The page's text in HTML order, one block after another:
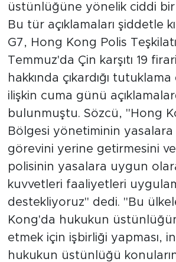
üstünlüğüne yönelik ciddi
Bu tür açıklamaları şiddetle
G7, Hong Kong Polis
Temmuz'da Çin karşıtı 19
hakkında çıkardığı
ilişkin cuma günü
bulunmuştu. Sözcü, "Hong
Bölgesi yönetiminin
görevini yerine getirmesini
polisinin yasalara uygun
kuvvetleri faaliyetleri
destekliyoruz" dedi. "Bu
Kong'da hukukun
etmek için işbirliği yapması,
hukukun üstünlüğü